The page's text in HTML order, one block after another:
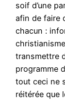
soif d’une
afin de faire
chacun :
transmettre
programme
tout ceci ne
réitérée que